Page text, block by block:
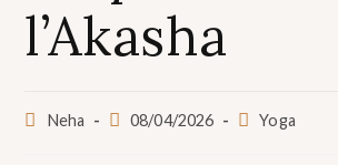
l’Akasha
Neha 08/04/2026 Yoga